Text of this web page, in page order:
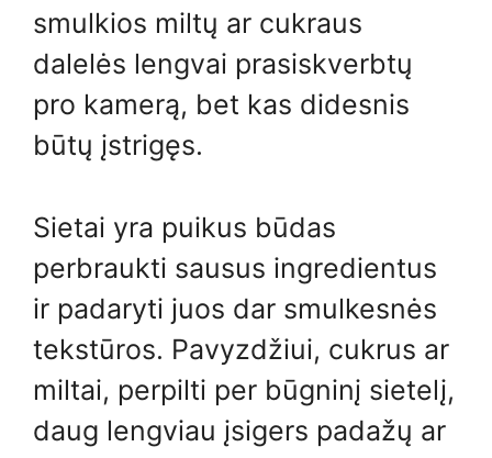
smulkios miltų ar cukraus
dalelės lengvai prasiskverbtų
pro kamerą, bet kas didesnis
būtų įstrigęs.
Sietai yra puikus būdas
perbraukti sausus ingredientus
ir padaryti juos dar smulkesnės
tekstūros. Pavyzdžiui, cukrus ar
miltai, perpilti per būgninį sietelį,
daug lengviau įsigers padažų ar